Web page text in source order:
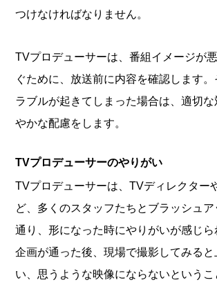
つけなければなりません。
TVプロデューサーは、番組イメージが
ぐために、放送前に内容を確認します。
ラブルが起きてしまった場合は、適切
やかな配慮をします。
TVプロデューサーのやりがい
TVプロデューサーは、TVディレクター
ど、多くのスタッフたちとブラッシュ
通り、形になった時にやりがいが感じら
企画が通った後、現場で撮影してみる
い、思うような映像にならないというこ